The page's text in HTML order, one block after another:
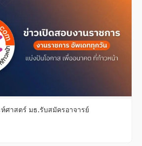
ศาสตร์ มธ.รับสมัครอาจารย์